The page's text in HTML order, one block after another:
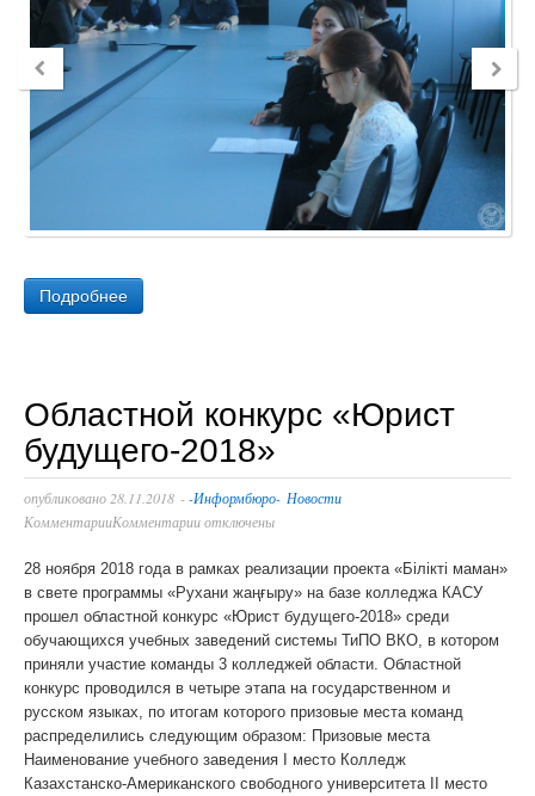
Подробнее
Областной конкурс «Юрист
будущего-2018»
опубликовано 28.11.2018 - -Информбюро- Новости
КомментарииКомментарии отключены
28 ноября 2018 года в рамках реализации проекта «Білікті маман»
в свете программы «Рухани жаңғыру» на базе колледжа КАСУ
прошел областной конкурс «Юрист будущего-2018» среди
обучающихся учебных заведений системы ТиПО ВКО, в котором
приняли участие команды 3 колледжей области. Областной
конкурс проводился в четыре этапа на государственном и
русском языках, по итогам которого призовые места команд
распределились следующим образом: Призовые места
Наименование учебного заведения І место Колледж
Казахстанско-Американского свободного университета ІІ место